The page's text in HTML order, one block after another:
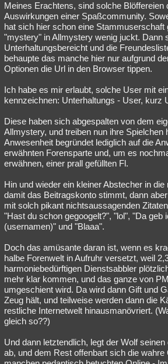
Meines Erachtens, sind solche Blöffereien
Auswirkungen einer Spaßcommunity.
hat sich hier schon eine Stammuserschaft
"mystery" in Allmystery wenig juckt. Dann
Unterhaltungsbereicht und die
behaupte das manche hier nur aufgrund
Optionen die Url in den Browser tippen.
Ich habe es mir erlaubt, solche User mit
kennzeichnen: Unterhaltungs - User, kurz
Diese haben sich abgespalten von dem
Allmystery, und treiben nun ihre Spielchen
Anwesenheit begründet lediglich auf die
erwähnten Forensparte und, um es
erwähnen, einer prall gefüllten Fl.
Hin und wieder ein kleiner Abstecher in
damit das Beitragskonto stimmt, dann
mit solch pikant nichtsaussagenden
"Hast du schon gegoogelt?", "lol", "Da geb
(usernamen)" und "Blaaa".
Doch das amüsante daran ist, wenn es
halbe Forenwelt in Aufruhr versetzt, weil
harmoniebedürftigen Dienstsabbler
mehr klar kommen, und das ganze von
umgeschient wird. Da wird dann Gift und
Zeug hält, und teilweise werden dann die
restliche Internetwelt hinausmanövriert.
gleich so??)
Und dann letztendlich, legt der Wolf
ab, und dem Rest offenbart sich die wahre